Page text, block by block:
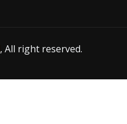
, All right reserved.